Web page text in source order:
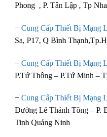
Phong , P. Tân Lập , Tp
+ Cung Cấp Thiết Bị Mạng
Sa, P17, Q Bình
+ Cung Cấp Thiết Bị Mạng
P.Tứ Thông – P.Tứ Minh –
+ Cung Cấp Thiết Bị Mạng
Đường Lê Thánh Tông – P.
Tinh Quảng Ninh